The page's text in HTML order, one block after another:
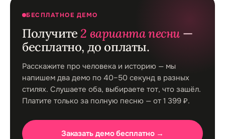
БЕСПЛАТНОЕ ДЕМО
Получите2 варианта песни —
бесплатно, до оплаты.
Расскажите про человека и историю — мы
напишем два демо по 40–50 секунд в разных
стилях. Слушаете оба, выбираете тот, что зашёл.
Платите только за полную песню — от 1 399 ₽.
Заказать демо бесплатно →